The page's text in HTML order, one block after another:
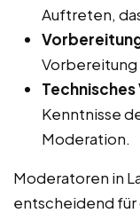
Auftreten,
Vorbereitung
Kenntnisse
Moderation.
Moderatoren in
entscheidend für